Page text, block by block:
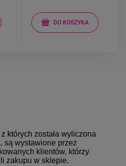
DO KOSZYKA
których została wyliczona
są wystawione przez
klientów, którzy
zakupu w sklepie.